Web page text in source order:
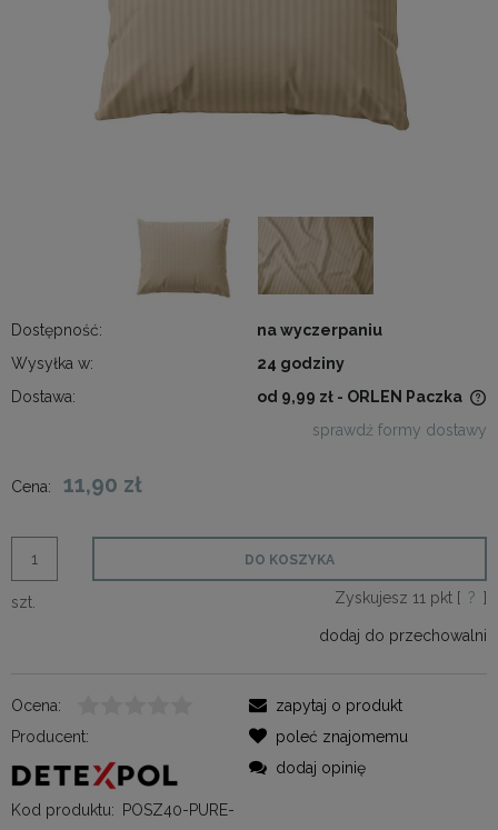
Dostępność:
na wyczerpaniu
Wysyłka w:
24 godziny
Dostawa:
od 9,99 zł - ORLEN Paczka
sprawdź formy dostawy
Cena: 11,90 zł
szt.
DO KOSZYKA
Zyskujesz 11 pkt [ ? ]
dodaj do przechowalni
Ocena:
Producent:
Kod produktu:
POSZ40-PURE-
zapytaj o produkt
poleć znajomemu
dodaj opinię